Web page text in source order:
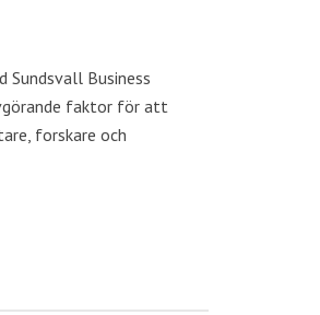
Business
faktor för att
forskare och